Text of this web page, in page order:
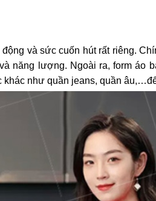
và sức cuốn hút rất riêng.
năng lượng. Ngoài ra, form áo
như quần jeans, quần